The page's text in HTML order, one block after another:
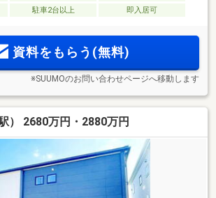
駐車2台以上 即入居可
資料をもらう(無料)
※SUUMOのお問い合わせページへ移動します
） 2680万円・2880万円